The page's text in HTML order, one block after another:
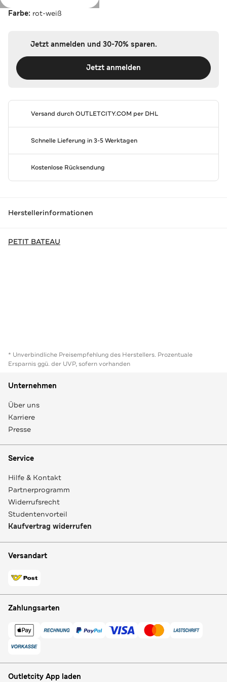
Farbe: rot-weiß
Jetzt anmelden und 30-70% sparen.
Jetzt anmelden
Versand durchOUTLETCITY.COM per DHL
Schnelle Lieferung in 3-5 Werktagen
Kostenlose Rücksendung
Herstellerinformationen
PETIT BATEAU
* Unverbindliche Preisempfehlung des Herstellers. Prozentuale
Ersparnis ggü. der UVP, sofern vorhanden
Unternehmen
Über uns
Karriere
Presse
Service
Hilfe & Kontakt
Partnerprogramm
Widerrufsrecht
Studentenvorteil
Kaufvertrag widerrufen
Versandart
Zahlungsarten
Outletcity App laden